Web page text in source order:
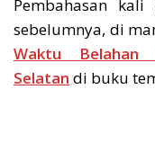
Pembahasan
sebelumnya, di
Waktu
Selatan di buku